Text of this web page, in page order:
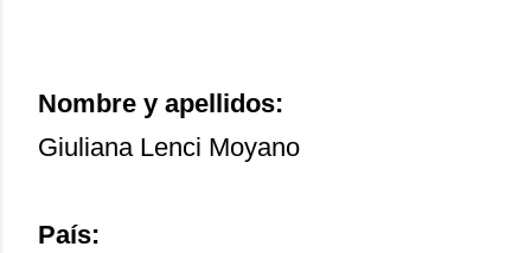
Nombre y apellidos:
Giuliana Lenci Moyano
País: